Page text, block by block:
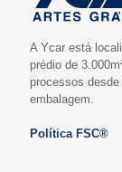
A Ycar está
prédio de
processos
embalagem.
Política FSC®